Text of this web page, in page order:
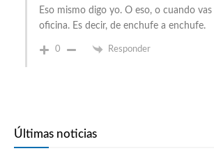
Eso mismo digo yo. O eso, o cuando vas
oficina. Es decir, de enchufe a enchufe.
0 Responder
Últimas noticias